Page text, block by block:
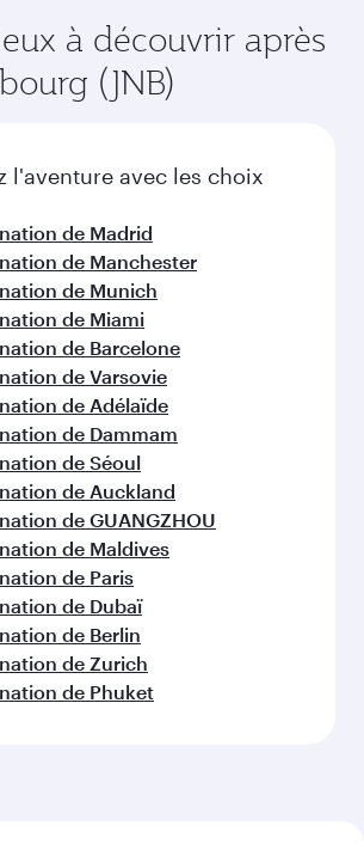
à découvrir après
(JNB)
l'aventure avec les choix
de Madrid
de Manchester
de Munich
de Miami
de Barcelone
de Varsovie
de Adélaïde
de Dammam
de Séoul
de Auckland
de GUANGZHOU
de Maldives
de Paris
de Dubaï
de Berlin
de Zurich
de Phuket